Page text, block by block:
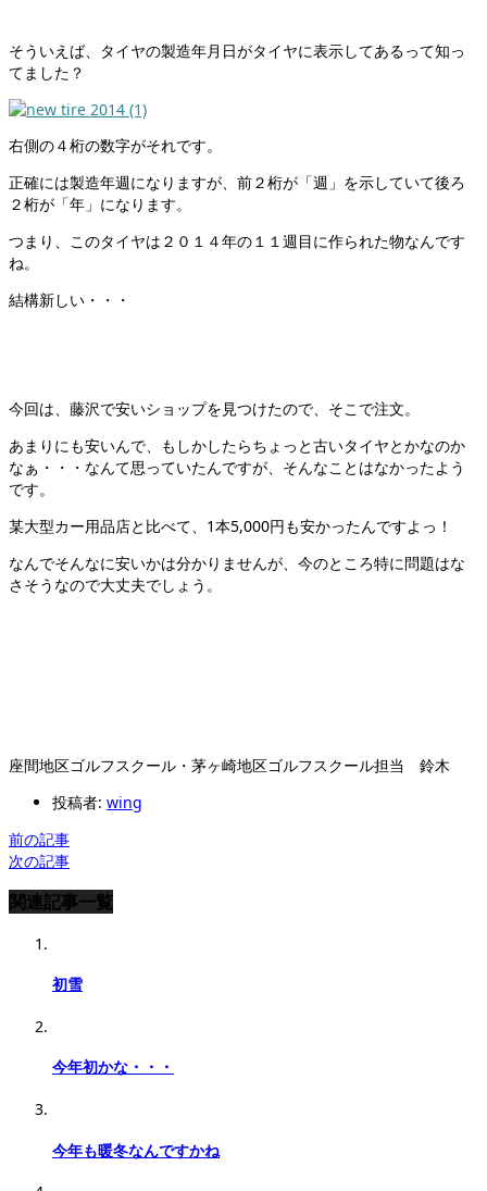
そういえば、タイヤの製造年月日がタイヤに表示してあるって知っ
てました？
右側の４桁の数字がそれです。
正確には製造年週になりますが、前２桁が「週」を示していて後ろ
２桁が「年」になります。
つまり、このタイヤは２０１４年の１１週目に作られた物なんです
ね。
結構新しい・・・
今回は、藤沢で安いショップを見つけたので、そこで注文。
あまりにも安いんで、もしかしたらちょっと古いタイヤとかなのか
なぁ・・・なんて思っていたんですが、そんなことはなかったよう
です。
某大型カー用品店と比べて、1本5,000円も安かったんですよっ！
なんでそんなに安いかは分かりませんが、今のところ特に問題はな
さそうなので大丈夫でしょう。
座間地区ゴルフスクール・茅ヶ崎地区ゴルフスクール担当 鈴木
投稿者: wing
前の記事
次の記事
関連記事一覧
初雪
今年初かな・・・
今年も暖冬なんですかね